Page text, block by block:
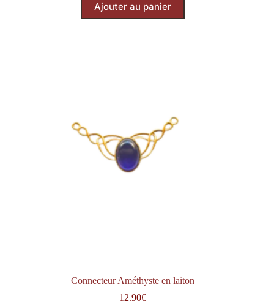
Ajouter au panier
Connecteur Améthyste en laiton
12.90€